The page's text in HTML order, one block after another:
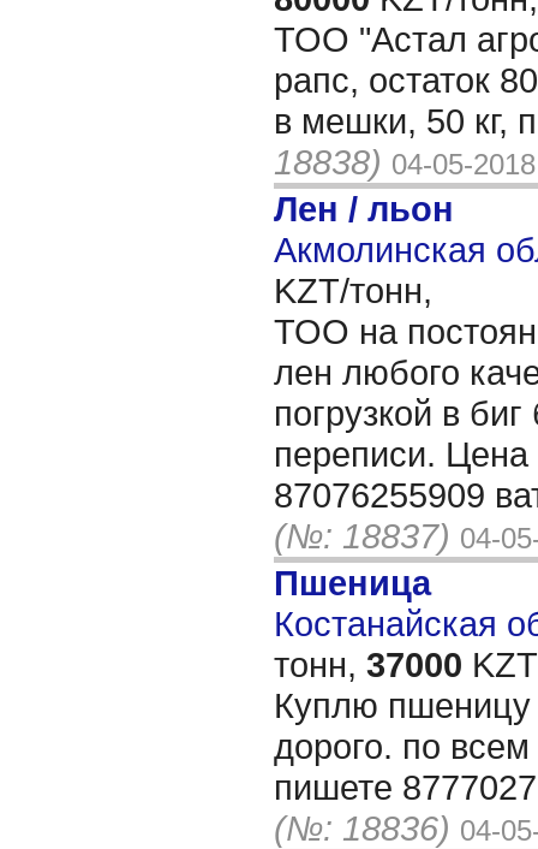
ТОО "Астал
рапс, остаток
в мешки, 50 кг,
18838) 04-05-2018
Лен / льон
Акмолинская
KZT/тонн,
ТОО на
лен любого
погрузкой в
переписи. Цена
87076255909
(№: 18837) 04-
Пшеница
Костанайская
тонн, 37000
Куплю пшеницу
дорого. по
пишете
(№: 18836) 04-